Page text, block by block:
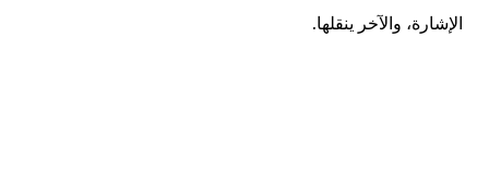
الإشارة، والآخر ينقلها.